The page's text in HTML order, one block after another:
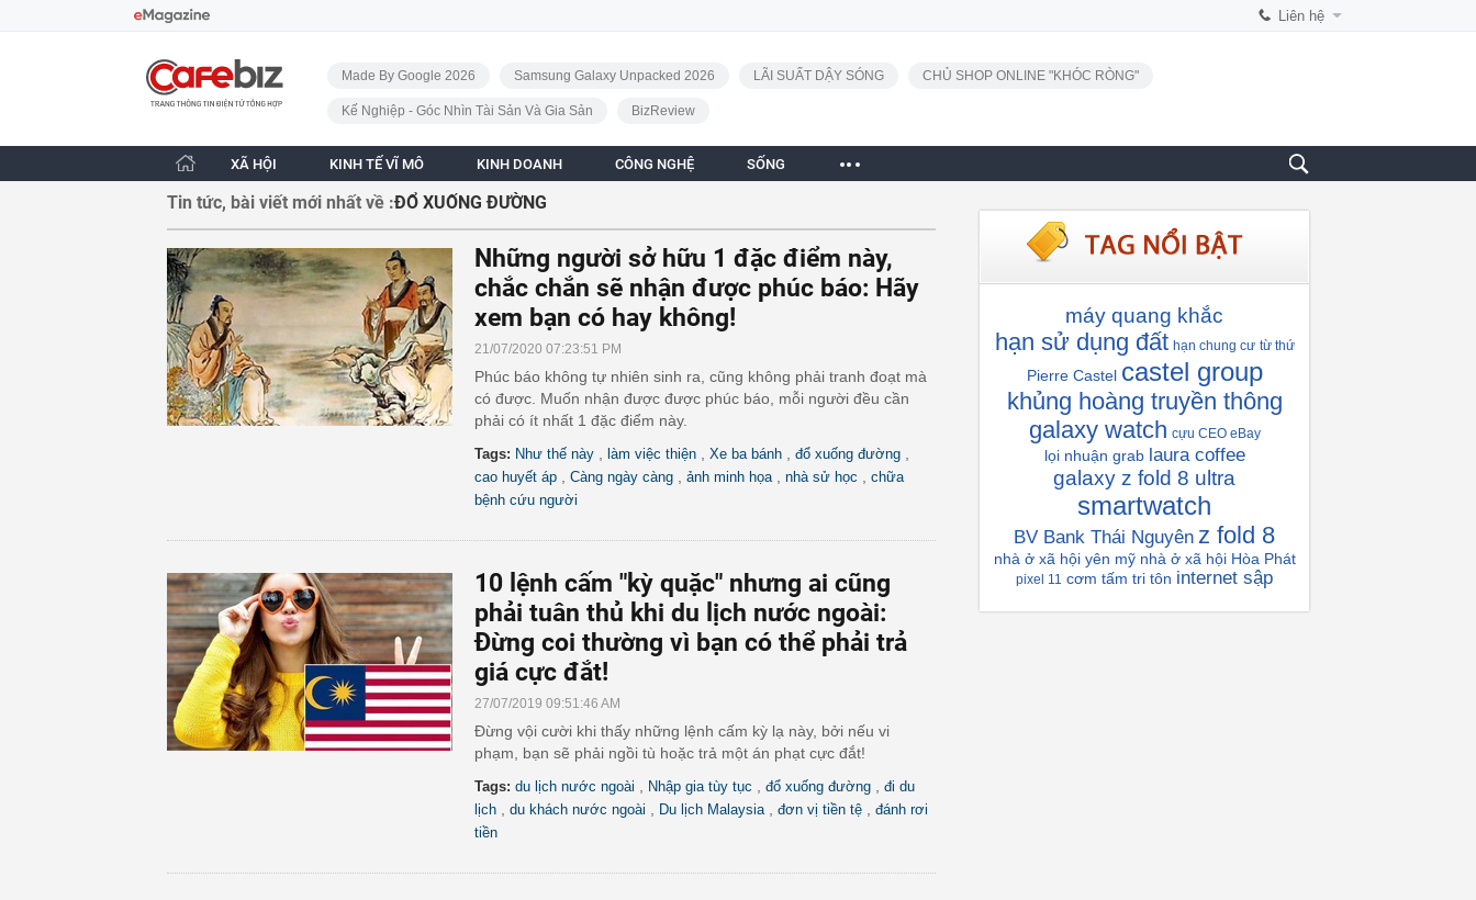
Liên hệ
CafeBiz - Trang chủ
Made By Google 2026
Samsung Galaxy Unpacked 2026 LÃI SUẤT DẬY SÓNG CHỦ SHOP ONLINE "KHÓC RÒNG"
Kế Nghiệp - Góc Nhìn Tài Sản Và Gia Sản BizReview
XÃ HỘI KINH TẾ VĨ MÔ KINH DOANH CÔNG NGHỆ SỐNG
Tin tức, bài viết mới nhất về :ĐỔ XUỐNG ĐƯỜNG
Những người sở hữu 1 đặc điểm này,
chắc chắn sẽ nhận được phúc báo: Hãy
xem bạn có hay không!
21/07/2020 07:23:51 PM
Phúc báo không tự nhiên sinh ra, cũng không phải tranh đoạt mà
có được. Muốn nhận được được phúc báo, mỗi người đều cần
phải có ít nhất 1 đặc điểm này.
Tags: Như thế này làm việc thiện Xe ba bánh đổ xuống đường
cao huyết áp Càng ngày càng ảnh minh họa nhà sử học
chữa
bệnh cứu người
10 lệnh cấm "kỳ quặc" nhưng ai cũng
phải tuân thủ khi du lịch nước ngoài:
Đừng coi thường vì bạn có thể phải trả
giá cực đắt!
27/07/2019 09:51:46 AM
Đừng vội cười khi thấy những lệnh cấm kỳ lạ này, bởi nếu vi
phạm, bạn sẽ phải ngồi tù hoặc trả một án phạt cực đắt!
Tags: du lịch nước ngoài Nhập gia tùy tục đổ xuống đường
đi du
lịch
du khách nước ngoài Du lịch Malaysia đơn vị tiền tệ
đánh rơi
tiền
máy quang khắc
hạn sử dụng đất hạn chung cư từ thứ
Pierre Castel castel group
khủng hoàng truyền thông
galaxy watch cựu CEO eBay
lọi nhuận grab laura coffee
galaxy z fold 8 ultra
smartwatch
BV Bank Thái Nguyên z fold 8
nhà ở xã hội yên mỹ nhà ở xã hội Hòa Phát
pixel 11 cơm tấm tri tôn internet sập